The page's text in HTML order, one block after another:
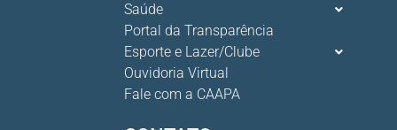
Saúde
Portal da Transparência
Esporte e Lazer/Clube
Ouvidoria Virtual
Fale com a CAAPA